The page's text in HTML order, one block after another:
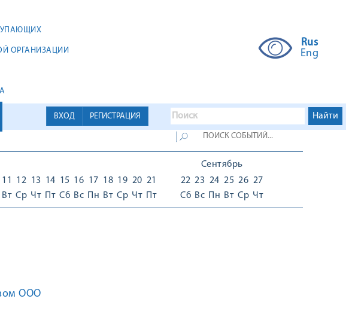
ОРГАНИЗАЦИИ
Rus
Eng
ВХОД РЕГИСТРАЦИЯ
11
Вт
12
Ср
13
Чт
14
Пт
15
Сб
16
Вс
17
Пн
18
Вт
19
Ср
20
Чт
21
Пт
Сентябрь
22
Сб
23
Вс
24
Пн
25
Вт
26
Ср
27
Чт
ООО